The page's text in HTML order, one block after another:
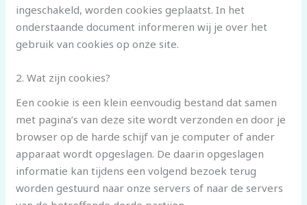
ingeschakeld, worden cookies geplaatst. In het
onderstaande document informeren wij je over het
gebruik van cookies op onze site.
2. Wat zijn cookies?
Een cookie is een klein eenvoudig bestand dat samen
met pagina’s van deze site wordt verzonden en door je
browser op de harde schijf van je computer of ander
apparaat wordt opgeslagen. De daarin opgeslagen
informatie kan tijdens een volgend bezoek terug
worden gestuurd naar onze servers of naar de servers